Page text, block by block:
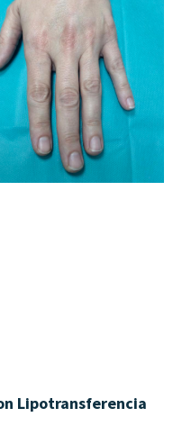
Lipotransferencia